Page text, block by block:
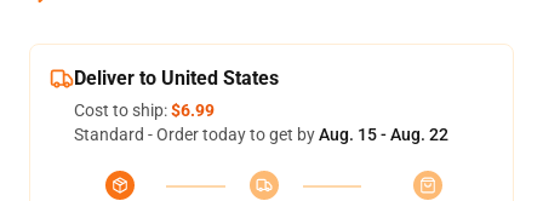
Deliver to United States
Cost to ship:$6.99
Standard - Order today to get byAug. 15 - Aug. 22